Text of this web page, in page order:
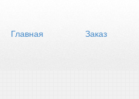
Главная Заказ